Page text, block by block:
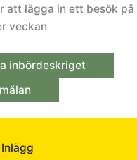
lägga in ett besök på
veckan
inbördeskriget